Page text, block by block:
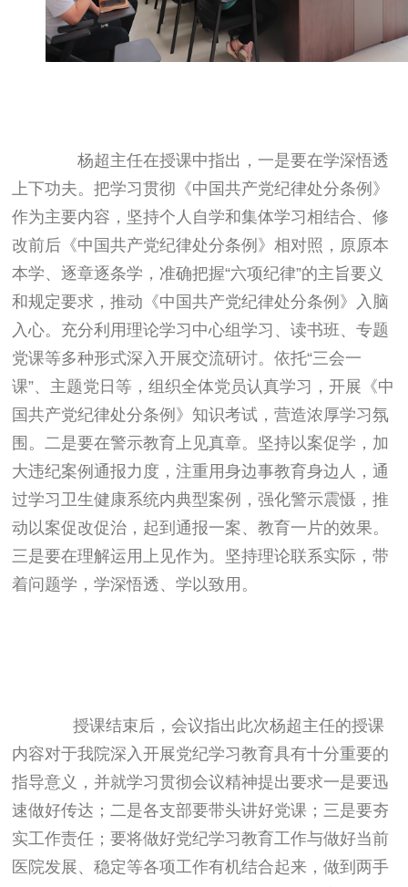
杨超主任在授课中指出，一是要在学深悟透
上下功夫。把学习贯彻《中国共产党纪律处分条例》
作为主要内容，坚持个人自学和集体学习相结合、修
改前后《中国共产党纪律处分条例》相对照，原原本
本学、逐章逐条学，准确把握“六项纪律”的主旨要义
和规定要求，推动《中国共产党纪律处分条例》入脑
入心。充分利用理论学习中心组学习、读书班、专题
党课等多种形式深入开展交流研讨。依托“三会一
课”、主题党日等，组织全体党员认真学习，开展《中
国共产党纪律处分条例》知识考试，营造浓厚学习氛
围。二是要在警示教育上见真章。坚持以案促学，加
大违纪案例通报力度，注重用身边事教育身边人，通
过学习卫生健康系统内典型案例，强化警示震慑，推
动以案促改促治，起到通报一案、教育一片的效果。
三是要在理解运用上见作为。坚持理论联系实际，带
着问题学，学深悟透、学以致用。
授课结束后，会议指出此次杨超主任的授课
内容对于我院深入开展党纪学习教育具有十分重要的
指导意义，并就学习贯彻会议精神提出要求一是要迅
速做好传达；二是各支部要带头讲好党课；三是要夯
实工作责任；要将做好党纪学习教育工作与做好当前
医院发展、稳定等各项工作有机结合起来，做到两手